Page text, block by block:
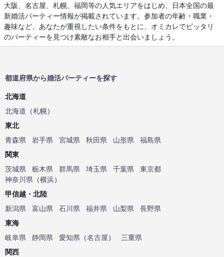
大阪、名古屋、札幌、福岡等の人気エリアをはじめ、日本全国の最
新婚活パーティー情報が掲載されています。参加者の年齢・職業・
趣味など、あなたが重視したい条件をもとに、オミカレでピッタリ
のパーティーを見つけ素敵なお相手と出会いましょう。
都道府県から婚活パーティーを探す
北海道
北海道 （札幌）
東北
青森県
岩手県 宮城県 秋田県 山形県
福島県
関東
茨城県
栃木県 群馬県 埼玉県 千葉県
東京都
神奈川県 （横浜）
甲信越・北陸
新潟県
富山県 石川県 福井県 山梨県
長野県
東海
岐阜県
静岡県 愛知県 （名古屋）
三重県
関西